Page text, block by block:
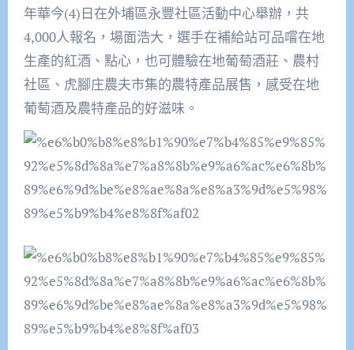
年華今(4)日在外埔區永豐社區活動中心舉辦，共
4,000人報名，場面浩大，選手在補給站可品嚐在地
生產的紅酒、點心，也可體驗在地葡萄酒莊、農村
社區、虎腳庄農夫市集的農特產品展售，感受在地
葡萄酒及農特產品的好滋味。